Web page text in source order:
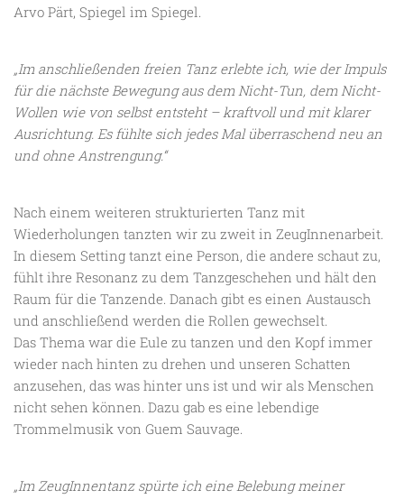
Arvo Pärt, Spiegel im Spiegel.
„Im anschließenden freien Tanz erlebte ich, wie der Impuls
für die nächste Bewegung aus dem Nicht-Tun, dem Nicht-
Wollen wie von selbst entsteht – kraftvoll und mit klarer
Ausrichtung. Es fühlte sich jedes Mal überraschend neu an
und ohne Anstrengung.“
Nach einem weiteren strukturierten Tanz mit
Wiederholungen tanzten wir zu zweit in ZeugInnenarbeit.
In diesem Setting tanzt eine Person, die andere schaut zu,
fühlt ihre Resonanz zu dem Tanzgeschehen und hält den
Raum für die Tanzende. Danach gibt es einen Austausch
und anschließend werden die Rollen gewechselt.
Das Thema war die Eule zu tanzen und den Kopf immer
wieder nach hinten zu drehen und unseren Schatten
anzusehen, das was hinter uns ist und wir als Menschen
nicht sehen können. Dazu gab es eine lebendige
Trommelmusik von Guem Sauvage.
„Im ZeugInnentanz spürte ich eine Belebung meiner